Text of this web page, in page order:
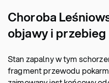
Choroba
objawy i przebieg
Stan zapalny w tym
fragment przewodu